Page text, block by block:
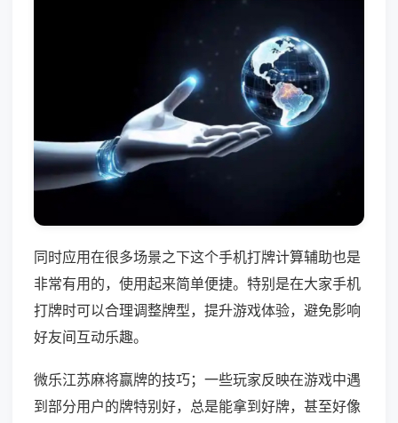
同时应用在很多场景之下这个手机打牌计算辅助也是
非常有用的，使用起来简单便捷。特别是在大家手机
打牌时可以合理调整牌型，提升游戏体验，避免影响
好友间互动乐趣。
微乐江苏麻将赢牌的技巧；一些玩家反映在游戏中遇
到部分用户的牌特别好，总是能拿到好牌，甚至好像